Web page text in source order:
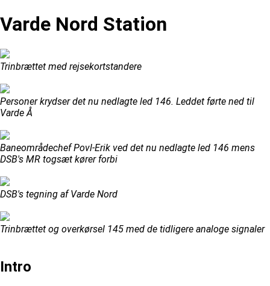
Varde Nord Station
Trinbrættet med rejsekortstandere
Personer krydser det nu nedlagte led 146. Leddet førte ned til
Varde Å
Baneområdechef Povl-Erik ved det nu nedlagte led 146 mens
DSB's MR togsæt kører forbi
DSB's tegning af Varde Nord
Trinbrættet og overkørsel 145 med de tidligere analoge signaler
Intro